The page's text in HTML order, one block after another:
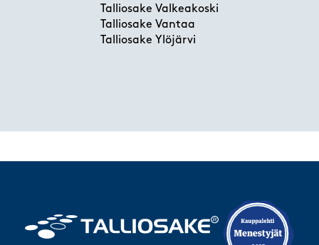
Talliosake Valkeakoski
Talliosake Vantaa
Talliosake Ylöjärvi